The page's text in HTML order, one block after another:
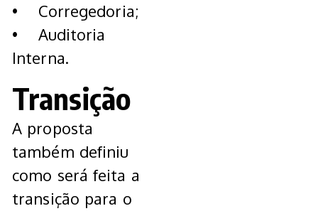
• Corregedoria;
• Auditoria
Interna.
Transição
A proposta
também definiu
como será feita a
transição para o